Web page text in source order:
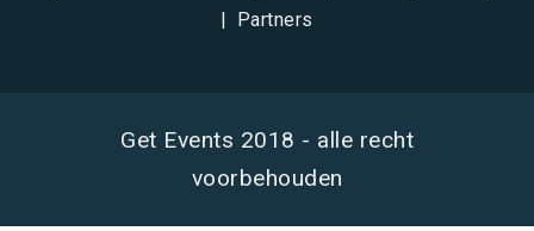
Partners
Get Events 2018 - alle recht
voorbehouden